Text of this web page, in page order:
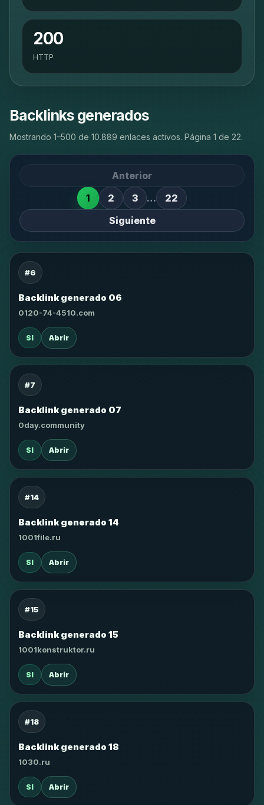
200
HTTP
Backlinks generados
Mostrando 1–500 de 10.889 enlaces activos. Página 1 de 22.
Anterior
1
2 3 …
22
Siguiente
#6
Backlink generado 06
0120-74-4510.com
SI Abrir
#7
Backlink generado 07
0day.community
SI Abrir
#14
Backlink generado 14
1001file.ru
SI Abrir
#15
Backlink generado 15
1001konstruktor.ru
SI Abrir
#18
Backlink generado 18
1030.ru
SI Abrir